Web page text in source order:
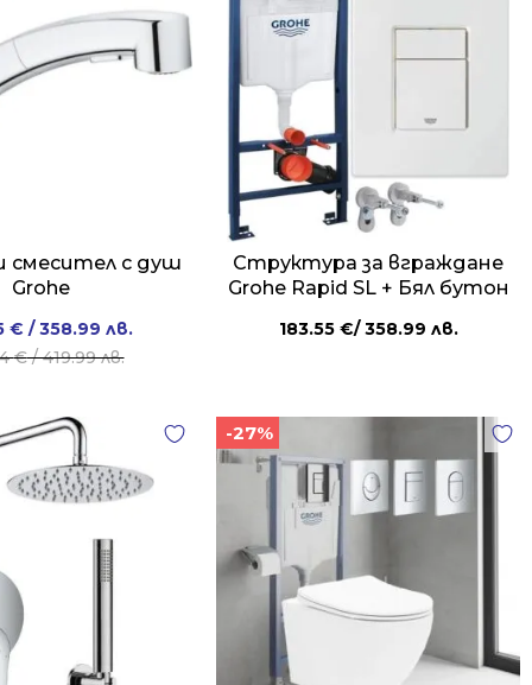
смесител с душ
Grohe
€/ 419.99 лв.
Original
price
214.74 €
/
419.99 лв..
€ / 358.99 лв.
Current
price
183.55 €
/
358.99 лв..
Структура за вграждане
Grohe Rapid SL + Бял бутон
183.55 €/ 358.99 лв.
-27%